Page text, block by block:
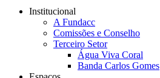
Institucional
A Fundacc
Comissões e Conselho
Terceiro Setor
Água Viva Coral
Banda Carlos Gomes